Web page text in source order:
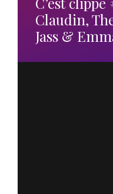
Claudin,
Jass &